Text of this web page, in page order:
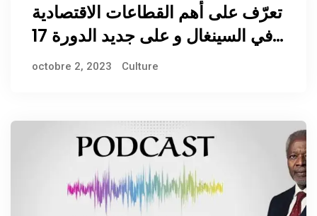
تعرّف على أهم القطاعات الاقتصادية
في السينغال و على جديد الدورة 17
من الصالون المتوسطي للبناء
octobre 2, 2023 Culture